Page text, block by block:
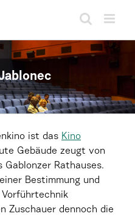
ist das Kino
Gebäude zeugt von
Gablonzer Rathauses.
Bestimmung und
Zuschauer dennoch die